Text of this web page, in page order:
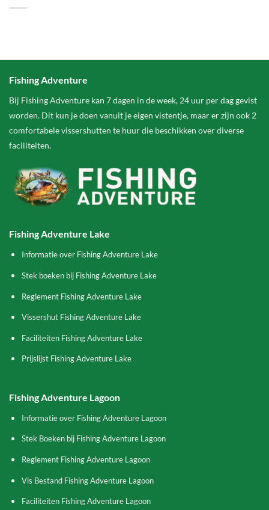
Fishing Adventure
Bij Fishing Adventure kan 7 dagen in de week, 24 uur per dag gevist
worden. Dit kun je doen vanuit je eigen vistentje, maar er zijn ook 2
comfortabele vissershutten te huur die beschikken over diverse
faciliteiten.
Fishing Adventure Lake
Informatie over Fishing Adventure Lake
Stek boeken bij Fishing Adventure Lake
Reglement Fishing Adventure Lake
Vissershut Fishing Adventure Lake
Faciliteiten Fishing Adventure Lake
Prijslijst Fishing Adventure Lake
Fishing Adventure Lagoon
Informatie over Fishing Adventure Lagoon
Stek Boeken bij Fishing Adventure Lagoon
Reglement Fishing Adventure Lagoon
Vis Bestand Fishing Adventure Lagoon
Faciliteiten Fishing Adventure Lagoon